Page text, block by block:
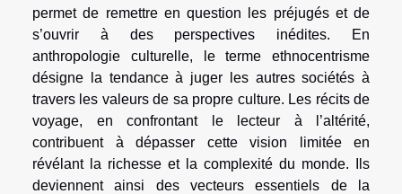
permet de remettre en question les préjugés et de
s’ouvrir à des perspectives inédites. En
anthropologie culturelle, le terme ethnocentrisme
désigne la tendance à juger les autres sociétés à
travers les valeurs de sa propre culture. Les récits de
voyage, en confrontant le lecteur à l’altérité,
contribuent à dépasser cette vision limitée en
révélant la richesse et la complexité du monde. Ils
deviennent ainsi des vecteurs essentiels de la